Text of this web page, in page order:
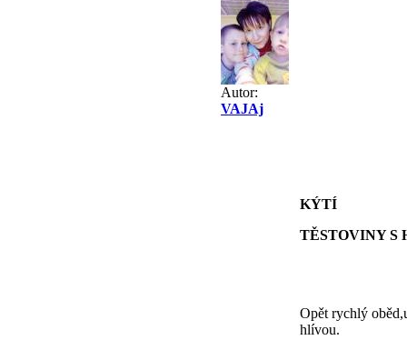
Autor:
VAJAj
KÝTÍ
TĚSTOVINY S
Opět rychlý
hlívou.